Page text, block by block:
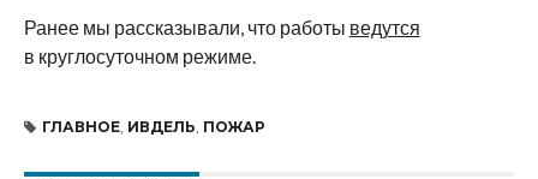
Ранее мы рассказывали, что работы ведутся
в круглосуточном режиме.
ГЛАВНОЕ, ИВДЕЛЬ, ПОЖАР